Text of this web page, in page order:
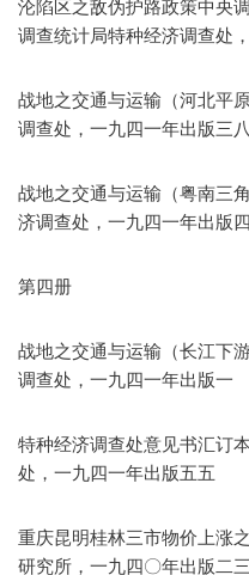
沦陷区之敌伪护路政策中央
调查统计局特种经济调查处
战地之交通与运输（河北平
调查处，一九四一年出版三
战地之交通与运输（粤南三
济调查处，一九四一年出版
第四册
战地之交通与运输（长江下
调查处，一九四一年出版一
特种经济调查处意见书汇订
处，一九四一年出版五五
重庆昆明桂林三市物价上涨
研究所，一九四〇年出版二